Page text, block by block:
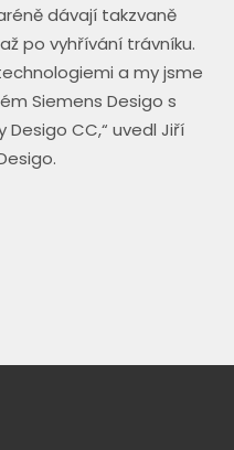
dávají takzvaně
po vyhřívání trávníku.
a my jsme
Siemens Desigo s
CC,“ uvedl Jiří